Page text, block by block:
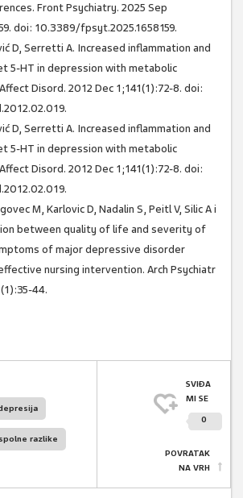
Front Psychiatry. 2025 Sep
doi: 10.3389/fpsyt.2025.1658159.
D, Serretti A. Increased inflammation and
5-HT in depression with metabolic
Disord. 2012 Dec 1;141(1):72-8. doi:
D, Serretti A. Increased inflammation and
5-HT in depression with metabolic
Disord. 2012 Dec 1;141(1):72-8. doi:
M, Karlovic D, Nadalin S, Peitl V, Silic A i
between quality of life and severity of
of major depressive disorder
nursing intervention. Arch Psychiatr
44.
spolne razlike
SVIĐA
MI SE
0
POVRATAK
NA VRH